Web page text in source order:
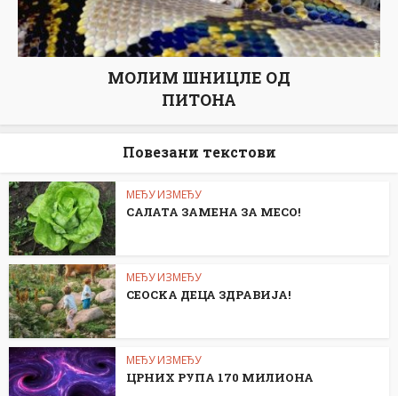
МОЛИМ ШНИЦЛЕ ОД
ПИТОНА
Повезани текстови
МЕЂУ ИЗМЕЂУ
САЛАТА ЗАМЕНА ЗА МЕСО!
МЕЂУ ИЗМЕЂУ
СЕОСKА ДЕЦА ЗДРАВИЈА!
МЕЂУ ИЗМЕЂУ
ЦРНИХ РУПА 170 МИЛИОНА